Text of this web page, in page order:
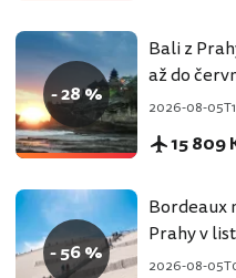
- 28 %
Bali z
až do
2026-08-
15 809
- 56 %
Bordeaux
Prahy v
2026-08-